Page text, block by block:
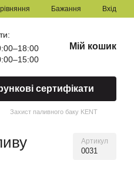
Бажання Вхід
Мій кошик
сертифікати
Захист паливного баку KENT
Артикул
0031